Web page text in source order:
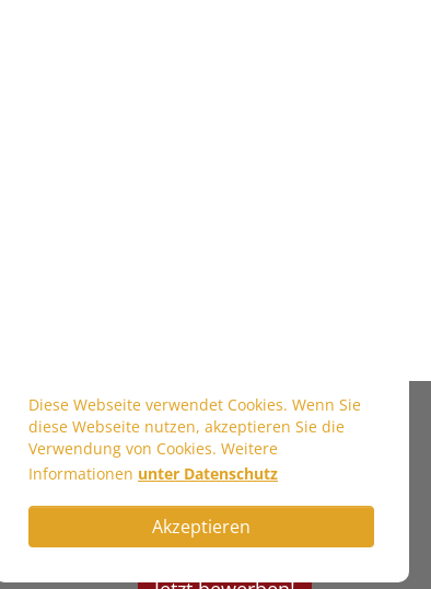
Diese Webseite verwendet Cookies. Wenn Sie
diese Webseite nutzen, akzeptieren Sie die
Verwendung von Cookies. Weitere
Informationen unter Datenschutz
Akzeptieren